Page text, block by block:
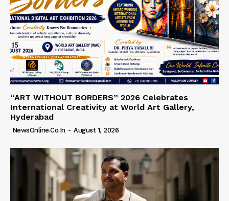
“ART WITHOUT BORDERS” 2026 Celebrates
International Creativity at World Art Gallery,
Hyderabad
NewsOnline.co.in - August 1, 2026